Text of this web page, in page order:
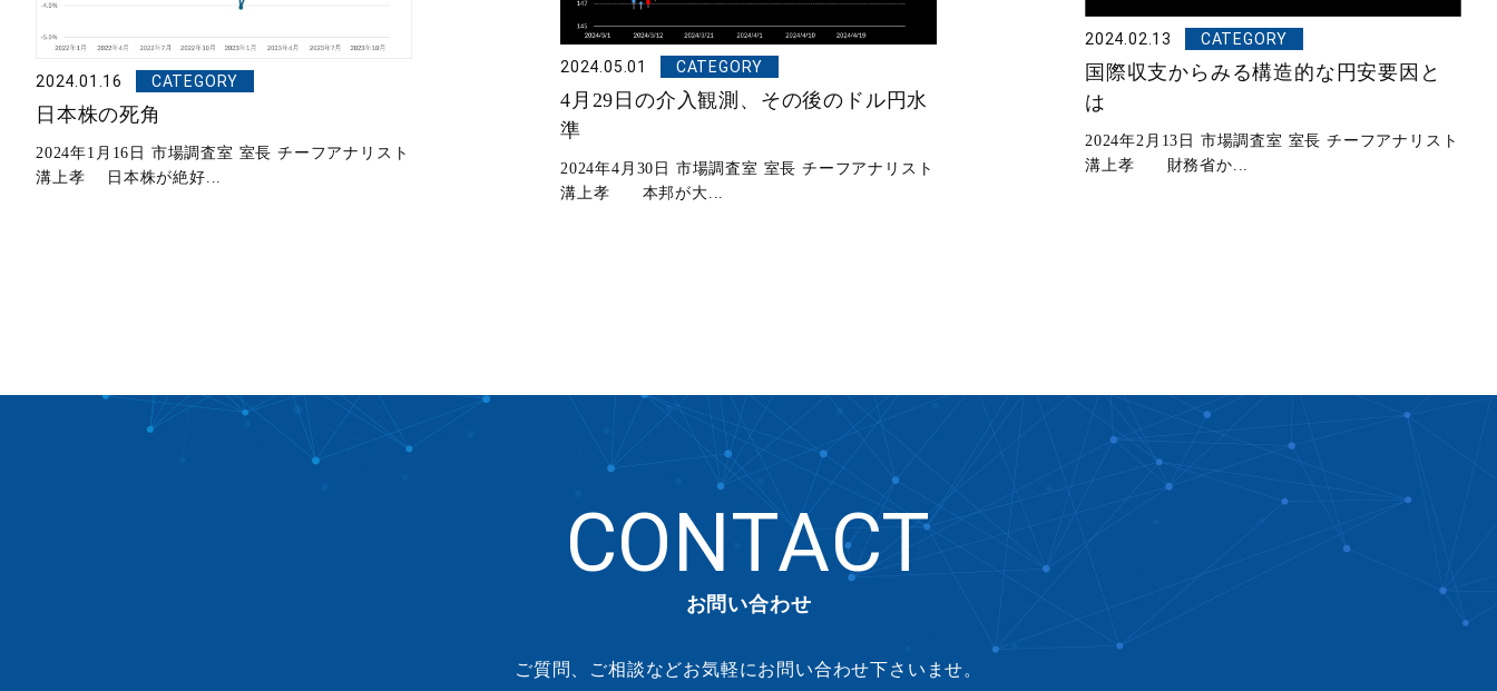
2024.01.16 CATEGORY
日本株の死角
2024年1月16日 市場調査室 室長 チーフアナリスト
溝上孝 日本株が絶好...
2024.05.01 CATEGORY
4月29日の介入観測、その後のドル円水
準
2024年4月30日 市場調査室 室長 チーフアナリスト
溝上孝 本邦が大...
2024.02.13 CATEGORY
国際収支からみる構造的な円安要因と
は
2024年2月13日 市場調査室 室長 チーフアナリスト
溝上孝 財務省か...
CONTACT
お問い合わせ
ご質問、ご相談などお気軽にお問い合わせ下さいませ。